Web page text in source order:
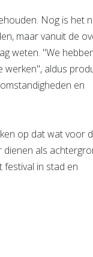
Nog is het
maar vanuit de
weten. "We
werken", aldus
en
op dat wat voor
dienen als
in stad en